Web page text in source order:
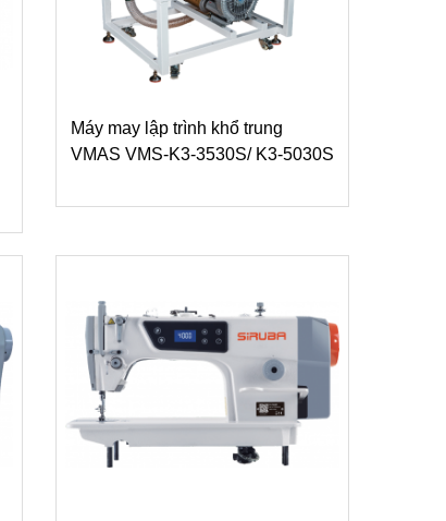
Máy may lập trình khổ trung
VMAS VMS-K3-3530S/ K3-5030S